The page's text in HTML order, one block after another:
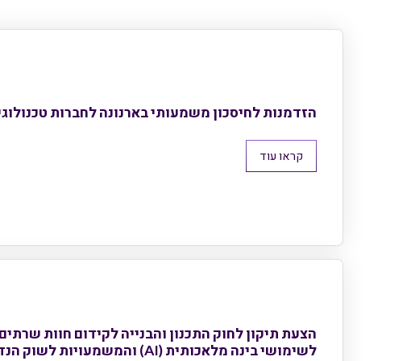
הזדמנות לחיסכון משמעותי בארנונה לחברות
קראו עוד
הצעת תיקון לחוק התכנון והבנייה לקידום חוות שרתים
לשימושי בינה מלאכותית (AI) והמשמעויות לשוק הנדל"ן